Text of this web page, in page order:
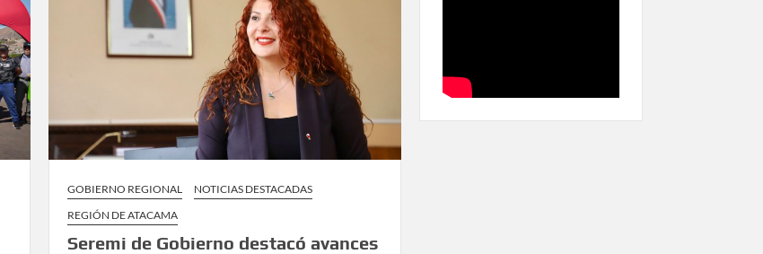
GOBIERNO REGIONAL
NOTICIAS DESTACADAS
REGIÓN DE ATACAMA
Seremi de Gobierno destacó avances